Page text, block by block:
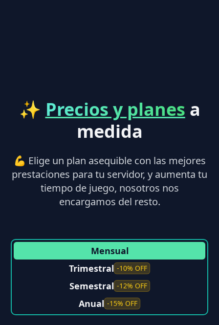
✨ Precios y planes a
medida
💪 Elige un plan asequible con las mejores
prestaciones para tu servidor, y aumenta tu
tiempo de juego, nosotros nos
encargamos del resto.
Mensual
Trimestral -10% OFF
Semestral -12% OFF
Anual -15% OFF